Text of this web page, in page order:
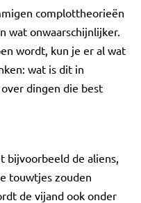
complottheorieën
wat onwaarschijnlijker.
wordt, kun je er al wat
wat is dit in
dingen die best
bijvoorbeeld de aliens,
touwtjes zouden
de vijand ook onder